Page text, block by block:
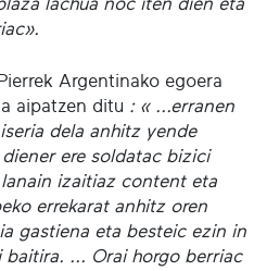
Argentinako egoera
aipatzen ditu : « ...erranen
dela anhitz yende
ere soldatac bizici
izaitiaz content eta
errekarat anhitz oren
gastiena eta besteic ezin in
... Orai horgo berriac